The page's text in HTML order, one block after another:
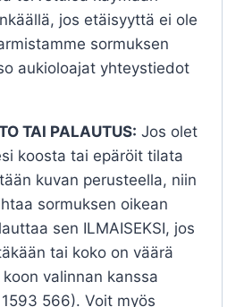
jos etäisyyttä ei ole
sormuksen
aukioloajat yhteystiedot
TAI PALAUTUS: Jos olet
koosta tai epäröit tilata
kuvan perusteella, niin
sormuksen oikean
sen ILMAISEKSI, jos
tai koko on väärä
valinnan kanssa
566). Voit myös